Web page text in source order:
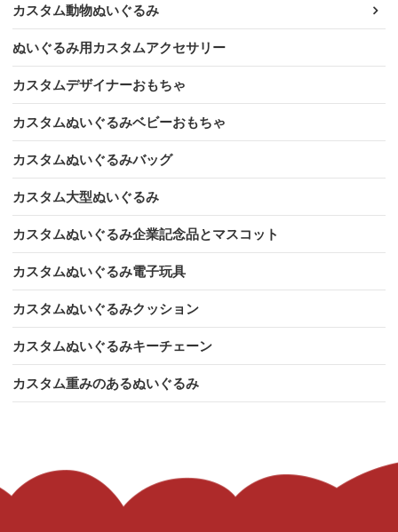
カスタム動物ぬいぐるみ
ぬいぐるみ用カスタムアクセサリー
カスタムデザイナーおもちゃ
カスタムぬいぐるみベビーおもちゃ
カスタムぬいぐるみバッグ
カスタム大型ぬいぐるみ
カスタムぬいぐるみ企業記念品とマスコット
カスタムぬいぐるみ電子玩具
カスタムぬいぐるみクッション
カスタムぬいぐるみキーチェーン
カスタム重みのあるぬいぐるみ